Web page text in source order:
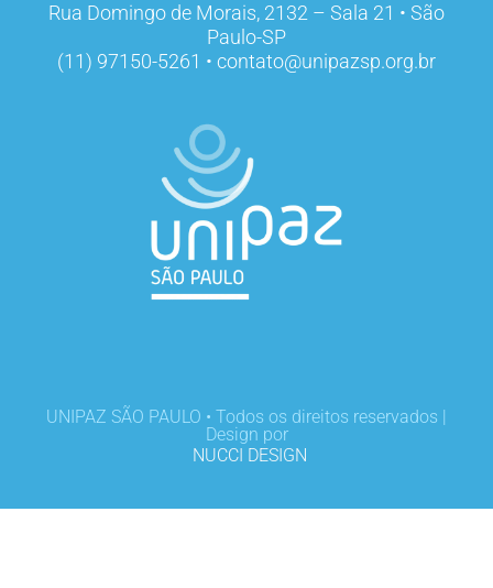
Rua Domingo de Morais, 2132 – Sala 21 • São
Paulo-SP
(11) 97150-5261 • contato@unipazsp.org.br
UNIPAZ SÃO PAULO • Todos os direitos reservados |
Design por
NUCCI DESIGN